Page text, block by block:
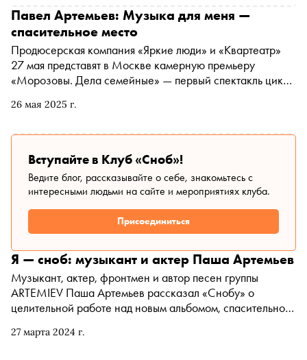
26 мая 2025 г.
Павел Артемьев: Музыка для меня —
спасительное место
Продюсерская компания «Яркие люди» и «Квартеатр»
27 мая представят в Москве камерную премьеру
«Морозовы. Дела семейные» — первый спектакль цикла
Artemiev, Павел Артемьев рассказал «Снобу» о своем
альбомы и желании снять кино
Вступайте в Клуб «Сноб»!
Ведите блог, рассказывайте о себе, знакомьтесь с
интересными людьми на сайте и мероприятиях клуба.
Присоединиться
27 марта 2024 г.
Я — сноб: музыкант и актер Паша Артемьев
Музыкант, актер, фронтмен и автор песен группы
ARTEMIEV Паша Артемьев рассказал «Снобу» о
целительной работе над новым альбомом, спасительной